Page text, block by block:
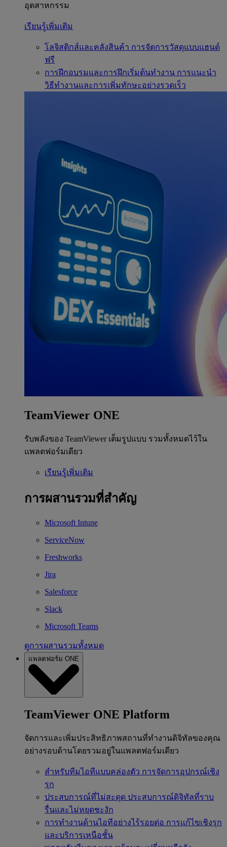
อุตสาหกรรม
เรียนรู้เพิ่มเติม
โลจิสติกส์และคลังสินค้า การจัดการวัสดุแบบแฮนด์
ฟรี
การฝึกอบรมและการฝึกเริ่มต้นทำงาน การแนะนำ
วิธีทำงานและการเพิ่มทักษะอย่างรวดเร็ว
TeamViewer ONE
รับพลังของ TeamViewer เต็มรูปแบบ รวมทั้งหมดไว้ใน
แพลตฟอร์มเดียว
เรียนรู้เพิ่มเติม
การผสานรวมที่สำคัญ
Microsoft Intune
ServiceNow
Freshworks
Jira
Salesforce
Slack
Microsoft Teams
ดูการผสานรวมทั้งหมด
แพลตฟอร์ม ONE
TeamViewer ONE Platform
จัดการและเพิ่มประสิทธิภาพสถานที่ทำงานดิจิทัลของคุณ
อย่างรอบด้านโดยรวมอยู่ในแพลตฟอร์มเดียว
สำหรับทีมไอทีแบบคล่องตัว การจัดการอุปกรณ์เชิง
รุก
ประสบการณ์ที่ไม่สะดุด ประสบการณ์ดิจิทัลที่ราบ
รื่นและไม่หยุดชะงัก
การทำงานด้านไอทีอย่างไร้รอยต่อ การแก้ไขเชิงรุก
และบริการเหนือชั้น